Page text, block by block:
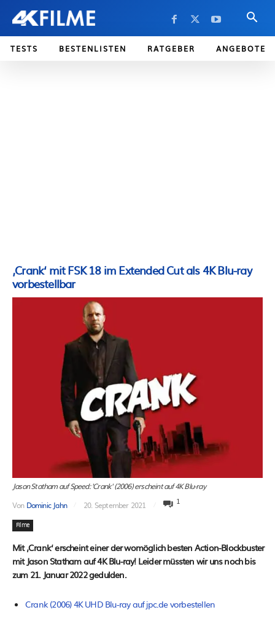
TESTS BESTENLISTEN RATGEBER ANGEBOTE
‚Crank‘ mit FSK 18 im Extended Cut als 4K Blu-ray
vorbestellbar
Jason Statham auf Speed: 'Crank' (2006) erscheint auf 4K Blu-ray
Von Dominic Jahn 20. September 2021 1
Filme
Mit ‚Crank‘ erscheint einer der womöglich besten Action-Blockbuster
mit Jason Statham auf 4K Blu-ray! Leider müssten wir uns noch bis
zum 21. Januar 2022 gedulden.
Crank (2006) 4K UHD Blu-ray auf jpc.de vorbestellen